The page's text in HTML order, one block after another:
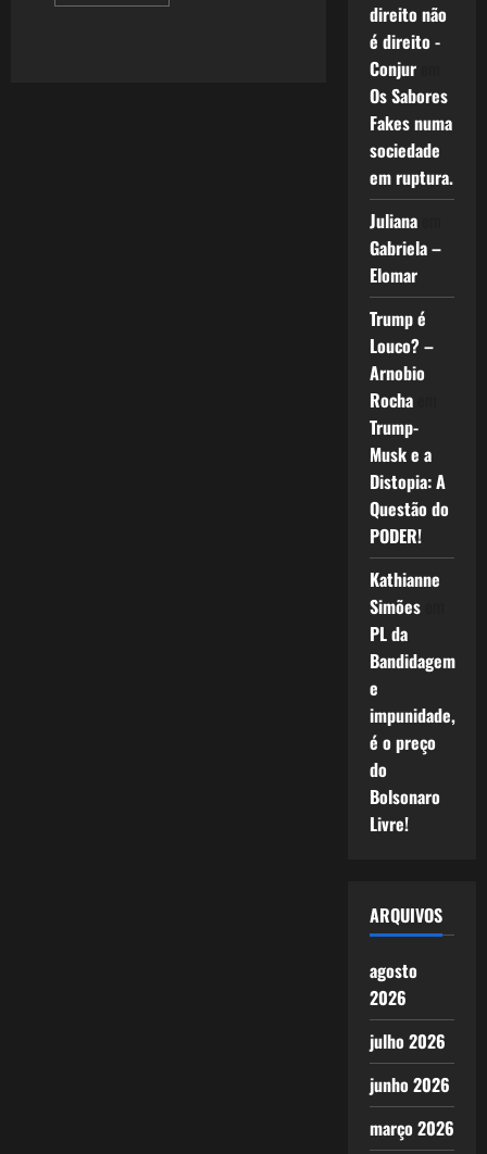
direito não
é direito -
Conjurem
Os Sabores
Fakes numa
sociedade
em ruptura.
Julianaem
Gabriela –
Elomar
Trump é
Louco? –
Arnobio
Rochaem
Trump-
Musk e a
Distopia: A
Questão do
PODER!
Kathianne
Simõesem
PL da
Bandidagem
e
impunidade,
é o preço
do
Bolsonaro
Livre!
ARQUIVOS
agosto
2026
julho 2026
junho 2026
março 2026